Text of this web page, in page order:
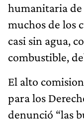
humanitaria
muchos de los
casi sin agua,
combustible,
El alto
para los
denunció “las